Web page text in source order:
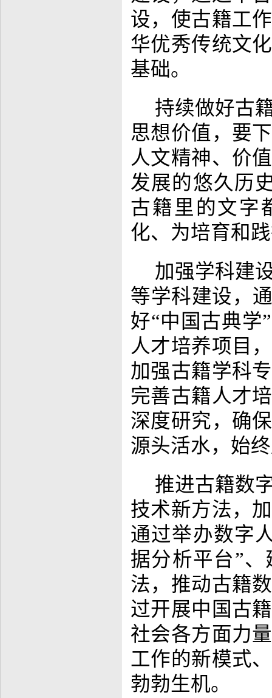
设，使古籍工
华优秀传统文
基础。
持续做好古
思想价值，要
人文精神、价
发展的悠久历
古籍里的文字
化、为培育和
加强学科建
等学科建设，
好“中国古典学
人才培养项目
加强古籍学科
完善古籍人才
深度研究，确
源头活水，始
推进古籍数
技术新方法，
通过举办数字
据分析平台”
法，推动古籍
过开展中国古
社会各方面力
工作的新模式
勃勃生机。